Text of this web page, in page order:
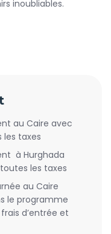
inoubliables.
au Caire avec
taxes
à Hurghada
les taxes
au Caire
le programme
d’entrée et